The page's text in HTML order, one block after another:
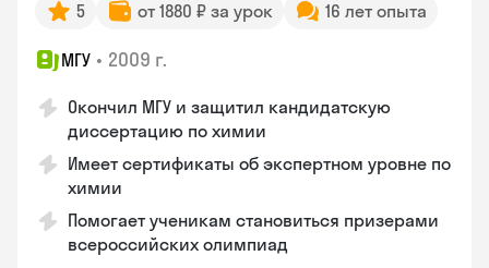
5 от 1880 ₽ за урок 16 лет опыта
МГУ • 2009 г.
Окончил МГУ и защитил кандидатскую
диссертацию по химии
Имеет сертификаты об экспертном уровне по
химии
Помогает ученикам становиться призерами
всероссийских олимпиад